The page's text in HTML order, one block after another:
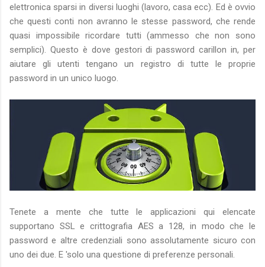
elettronica sparsi in diversi luoghi (lavoro, casa ecc). Ed è ovvio
che questi conti non avranno le stesse password, che rende
quasi impossibile ricordare tutti (ammesso che non sono
semplici). Questo è dove gestori di password carillon in, per
aiutare gli utenti tengano un registro di tutte le proprie
password in un unico luogo.
Tenete a mente che tutte le applicazioni qui elencate
supportano SSL e crittografia AES a 128, in modo che le
password e altre credenziali sono assolutamente sicuro con
uno dei due. E 'solo una questione di preferenze personali.